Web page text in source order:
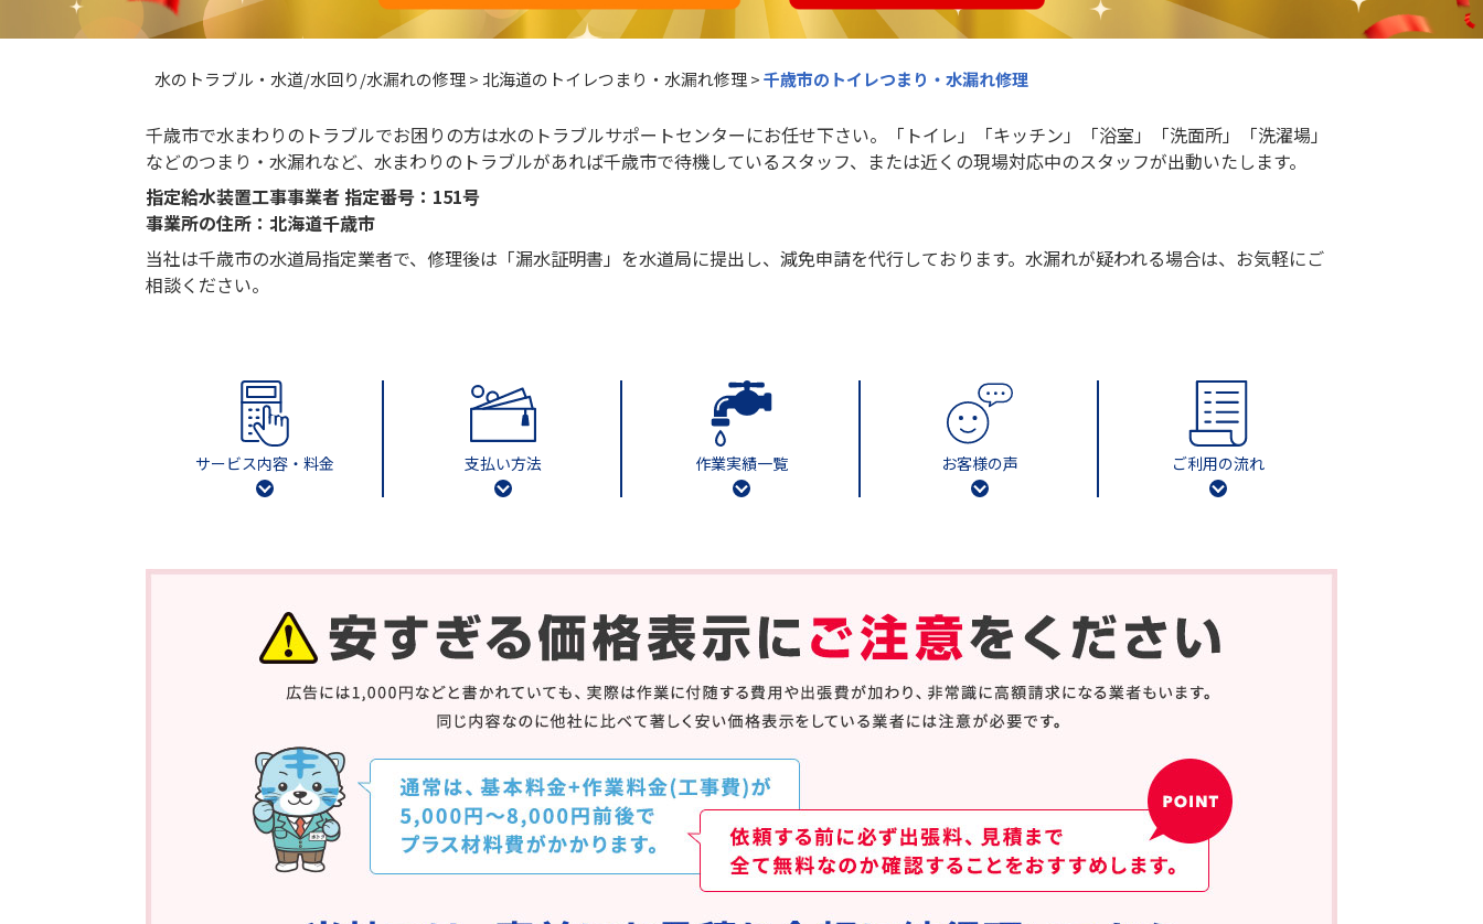
水のトラブル・水道/水回り/水漏れの修理>北海道のトイレつまり・水漏れ修理>千歳市のトイレつまり・水漏れ修理
千歳市で水まわりのトラブルでお困りの方は水のトラブルサポートセンターにお任せ下さい。「トイレ」「キッチン」「浴室」「洗面所」「洗濯場」
などのつまり・水漏れなど、水まわりのトラブルがあれば千歳市で待機しているスタッフ、または近くの現場対応中のスタッフが出動いたします。
指定給水装置工事事業者 指定番号：151号
事業所の住所：北海道千歳市
当社は千歳市の水道局指定業者で、修理後は「漏水証明書」を水道局に提出し、減免申請を代行しております。水漏れが疑われる場合は、お気軽にご
相談ください。
サービス内容・料金 支払い方法 作業実績一覧 お客様の声 ご利用の流れ